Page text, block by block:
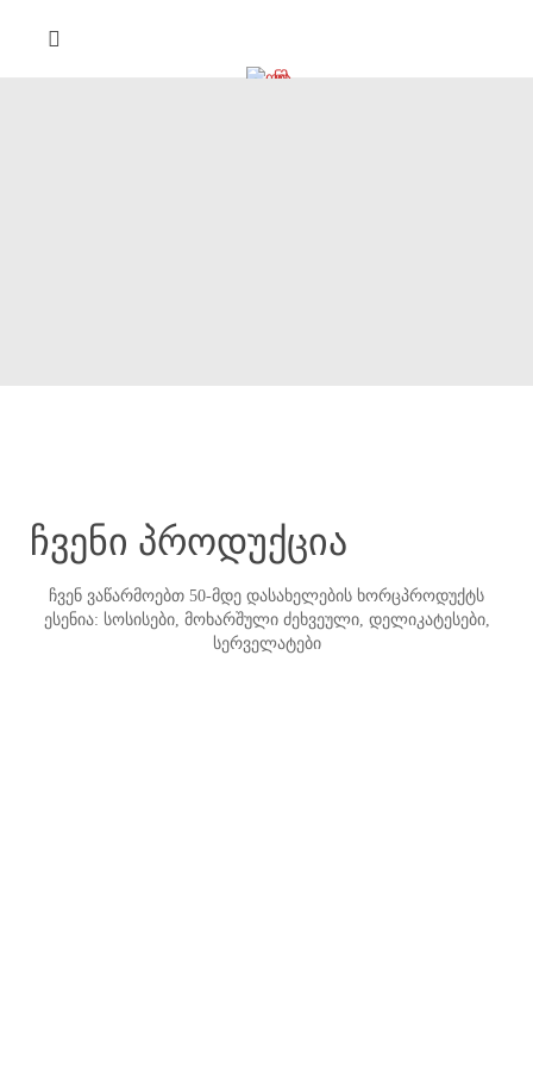
ჩვენი პროდუქცია
ჩვენ ვაწარმოებთ 50-მდე დასახელების ხორცპროდუქტს
ესენია: სოსისები, მოხარშული ძეხვეული, დელიკატესები,
სერველატები